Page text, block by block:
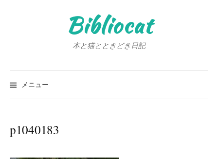
キ
Bibliocat
本と猫とときどき日記
メニュー
検
p1040183